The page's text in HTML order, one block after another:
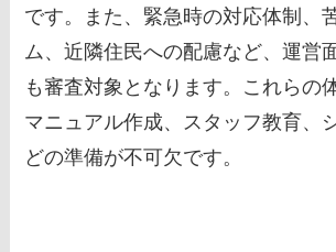
です。また、緊急時の対応体制、
ム、近隣住民への配慮など、運営
も審査対象となります。これらの
マニュアル作成、スタッフ教育、
どの準備が不可欠です。